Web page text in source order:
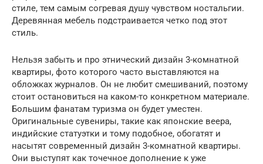
стиле, тем самым согревая душу чувством ностальгии.
Деревянная мебель подстраивается четко под этот
стиль.
Нельзя забыть и про этнический дизайн 3-комнатной
квартиры, фото которого часто выставляются на
обложках журналов. Он не любит смешиваний, поэтому
стоит остановиться на каком-то конкретном материале.
Большим фанатам туризма он будет уместен.
Оригинальные сувениры, такие как японские веера,
индийские статуэтки и тому подобное, обогатят и
насытят современный дизайн 3-комнатной квартиры.
Они выступят как точечное дополнение к уже